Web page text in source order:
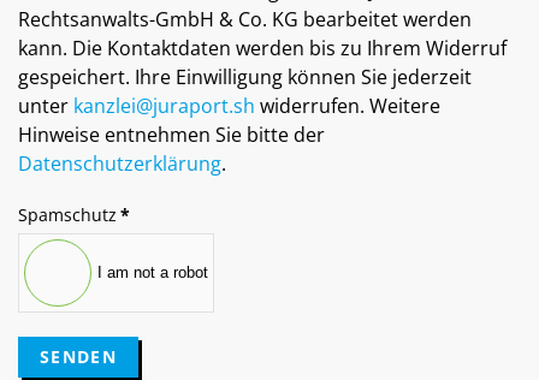
Rechtsanwalts-GmbH & Co. KG bearbeitet werden
kann. Die Kontaktdaten werden bis zu Ihrem Widerruf
gespeichert. Ihre Einwilligung können Sie jederzeit
unter kanzlei@juraport.sh widerrufen. Weitere
Hinweise entnehmen Sie bitte der
Datenschutzerklärung.
Spamschutz *
I am not a robot
SENDEN